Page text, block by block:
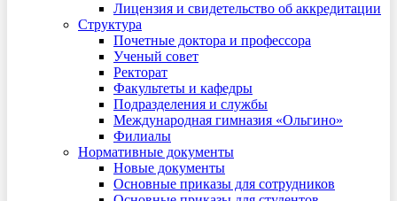
Лицензия и свидетельство об аккредитации
Структура
Почетные доктора и профессора
Ученый совет
Ректорат
Факультеты и кафедры
Подразделения и службы
Международная гимназия «Ольгино»
Филиалы
Нормативные документы
Новые документы
Основные приказы для сотрудников